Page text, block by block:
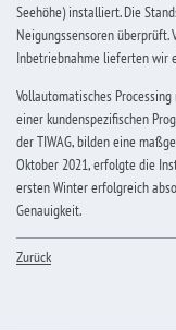
Seehöhe) installiert. Die
Neigungssensoren überprüft.
Inbetriebnahme lieferten wir
Vollautomatisches
einer kundenspezifischen
der TIWAG, bilden eine
Oktober 2021, erfolgte die
ersten Winter erfolgreich
Genauigkeit.
Zurück